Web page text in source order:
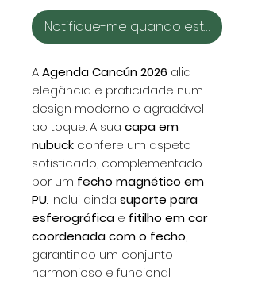
Notifique-me quando estiver
AAgenda Cancún 2026 alia
elegância e praticidade num
design moderno e agradável
ao toque. A sua capa em
nubuck confere um aspeto
sofisticado, complementado
por um fecho magnético em
PU. Inclui ainda suporte para
esferográfica e fitilho em cor
coordenada com o fecho,
garantindo um conjunto
harmonioso e funcional.